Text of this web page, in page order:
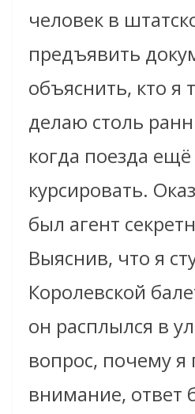
человек в
предъявить
объяснить, кто я
делаю столь
когда поезда
курсировать.
был агент
Выяснив, что я
Королевской
он расплылся в
вопрос, почему я
внимание, ответ